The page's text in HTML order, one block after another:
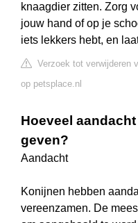
knaagdier zitten. Zorg
jouw hand of op je
iets lekkers hebt, en
Verzoek tot verwijderen
op petsplace.nl
Hoeveel
geven?
Aandacht
Konijnen hebben
vereenzamen. De